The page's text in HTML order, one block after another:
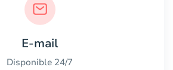
E-mail
Disponible 24/7